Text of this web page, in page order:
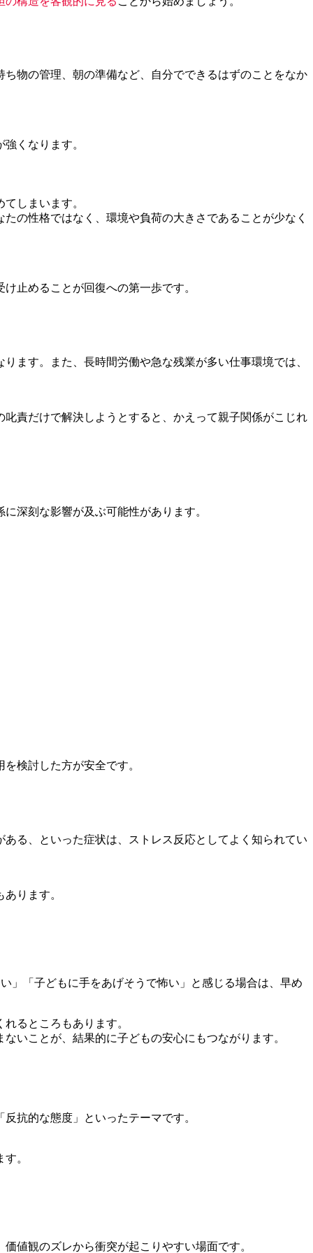
物の管理、朝の準備など、自分でできるはずのことをなか
くなります。
しまいます。
の性格ではなく、環境や負荷の大きさであることが少なく
止めることが回復への第一歩です。
ます。また、長時間労働や急な残業が多い仕事環境では、
叱責だけで解決しようとすると、かえって親子関係がこじれ
深刻な影響が及ぶ可能性があります。
検討した方が安全です。
る、といった症状は、ストレス反応としてよく知られてい
ります。
」「子どもに手をあげそうで怖い」と感じる場合は、早め
るところもあります。
いことが、結果的に子どもの安心にもつながります。
抗的な態度」といったテーマです。
。
値観のズレから衝突が起こりやすい場面です。